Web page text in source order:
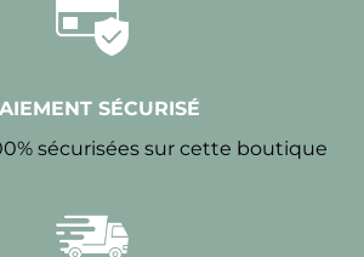
SÉCURISÉ
sécurisées sur cette boutique